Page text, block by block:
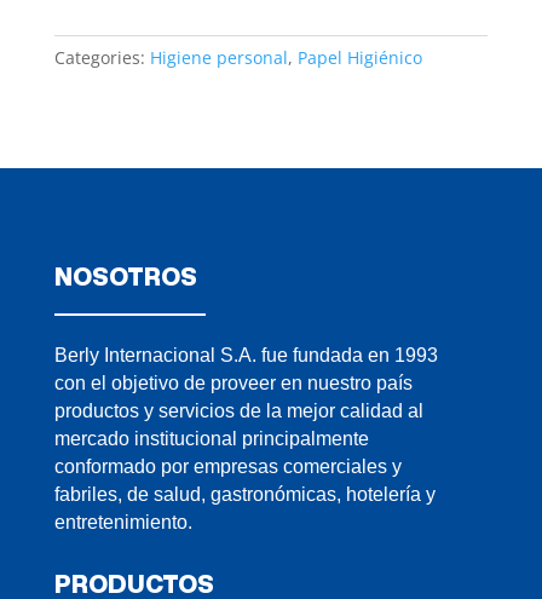
Categories: Higiene personal, Papel Higiénico
NOSOTROS
Berly Internacional S.A. fue fundada en 1993
con el objetivo de proveer en nuestro país
productos y servicios de la mejor calidad al
mercado institucional principalmente
conformado por empresas comerciales y
fabriles, de salud, gastronómicas, hotelería y
entretenimiento.
PRODUCTOS